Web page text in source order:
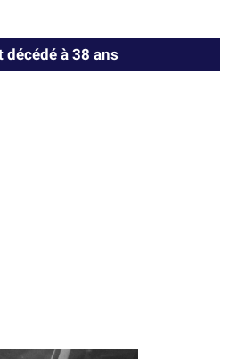
à 38 ans